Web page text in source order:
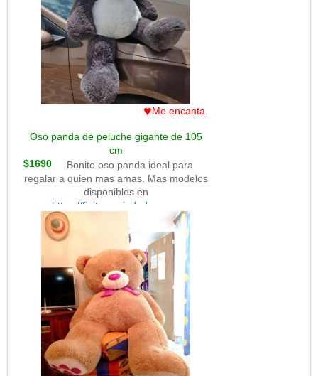
♥Me encanta.
Oso panda de peluche gigante de 105
cm
$1690
Bonito oso panda ideal para
regalar a quien mas amas. Mas modelos
disponibles en
https://finitusvariedades.com